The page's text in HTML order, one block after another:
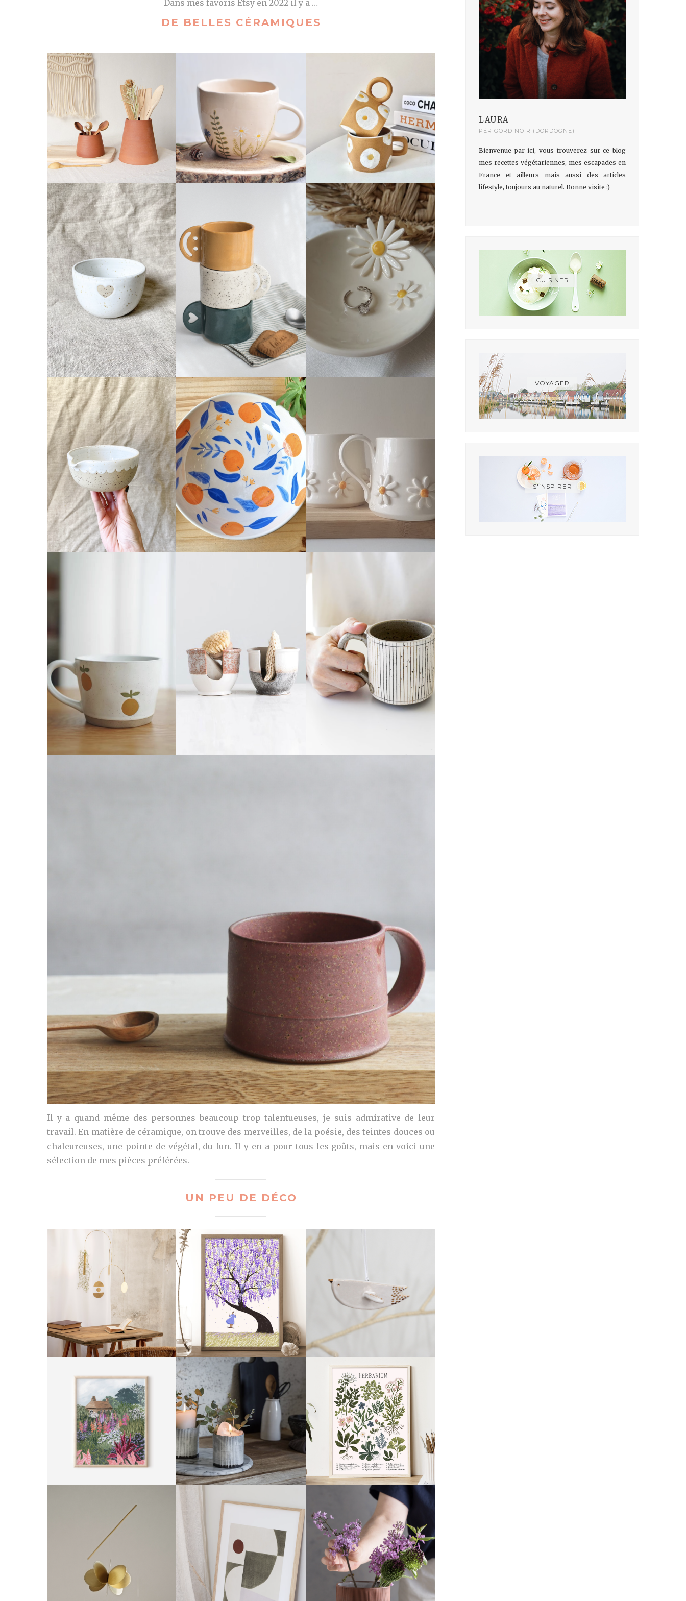
Dans mes favoris Etsy en 2022 il y a …
DE BELLES CÉRAMIQUES
Il y a quand même des personnes beaucoup trop talentueuses, je suis admirative de leur
travail. En matière de céramique, on trouve des merveilles, de la poésie, des teintes douces ou
chaleureuses, une pointe de végétal, du fun. Il y en a pour tous les goûts, mais en voici une
sélection de mes pièces préférées.
UN PEU DE DÉCO
LAURA
PÉRIGORD NOIR (DORDOGNE)
Bienvenue par ici, vous trouverez sur ce blog
mes recettes végétariennes, mes escapades en
France et ailleurs mais aussi des articles
lifestyle, toujours au naturel. Bonne visite :)
CUISINER
VOYAGER
S'INSPIRER